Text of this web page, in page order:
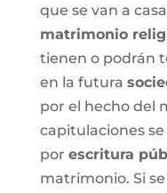
que se van a
matrimonio
tienen o podrán
en la futura
por el hecho del
capitulaciones
por escritura
matrimonio. Si